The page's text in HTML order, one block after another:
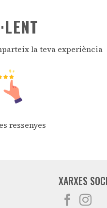
la teva experiència
ressenyes
XARXES